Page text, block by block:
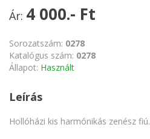
Ár: 4 000.- Ft
Sorozatszám: 0278
Katalógus szám: 0278
Állapot: Használt
Leírás
Hollóházi kis harmónikás zenész fiú.